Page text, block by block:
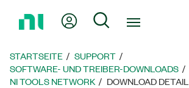
zur
Mein KontoSuche
STARTSEITE
SUPPORT
SOFTWARE- UND TREIBER-DOWNLOADS
NI TOOLS NETWORK
DOWNLOAD